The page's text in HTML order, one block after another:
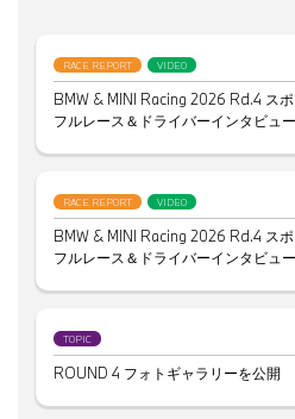
RACE REPORT VIDEO
BMW & MINI Racing 2026 Rd.4 ス
フルレース＆ドライバーインタビュ
RACE REPORT VIDEO
BMW & MINI Racing 2026 Rd.4 ス
フルレース＆ドライバーインタビュ
TOPIC
ROUND 4 フォトギャラリーを公開